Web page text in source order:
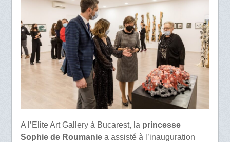
A l’Elite Art Gallery à Bucarest, la princesse
Sophie de Roumaniea assisté à l’inauguration